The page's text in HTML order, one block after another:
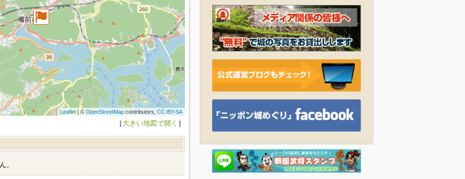
Leaflet| © OpenStreetMapcontributors, CC-BY-SA
［大きい地図で開く ］
。